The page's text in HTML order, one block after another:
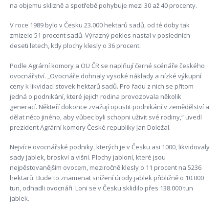
na objemu sklizně a spotřebě pohybuje mezi 30 až 40 procenty.
V roce 1989 bylo v Česku 23.000 hektarů sadů, od té doby tak
zmizelo 51 procent sadů. Výrazný pokles nastal v posledních
deseti letech, kdy plochy klesly o 36 procent.
Podle Agrární komory a OU ČR se naplňují černé scénáře českého
ovocnářství. „Ovocnáře dohnaly vysoké náklady a nízké výkupní
ceny k likvidaci stovek hektarů sadů. Pro řadu z nich se přitom
jedná o podnikání, které jejich rodina provozovala několik
generací. Někteří dokonce zvažují opustit podnikání v zemědělství a
dělat něco jiného, aby vůbec byli schopni uživit své rodiny,“ uvedl
prezident Agrární komory České republiky Jan Doležal.
Nejvíce ovocnářské podniky, kterých je v Česku asi 1000, likvidovaly
sady jablek, broskví a višní. Plochy jabloní, které jsou
nejpěstovanějším ovocem, meziročně klesly o 11 procent na 5236
hektarů. Bude to znamenat snížení úrody jablek přibližně o 10.000
tun, odhadli ovocnáři. Loni se v Česku sklidilo přes 138.000 tun
jablek.